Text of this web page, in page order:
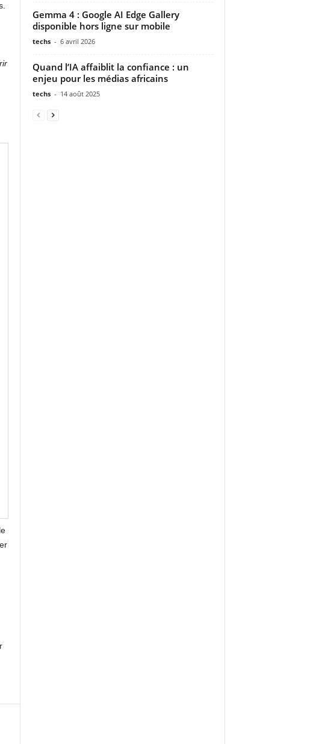
Gemma 4 : Google AI Edge Gallery
disponible hors ligne sur mobile
techs - 6 avril 2026
Quand l’IA affaiblit la confiance : un
enjeu pour les médias africains
techs - 14 août 2025